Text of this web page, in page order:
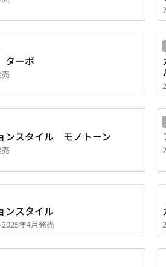
ーボ
売
ンスタイル モノトーン
売
ンスタイル
年4月発売